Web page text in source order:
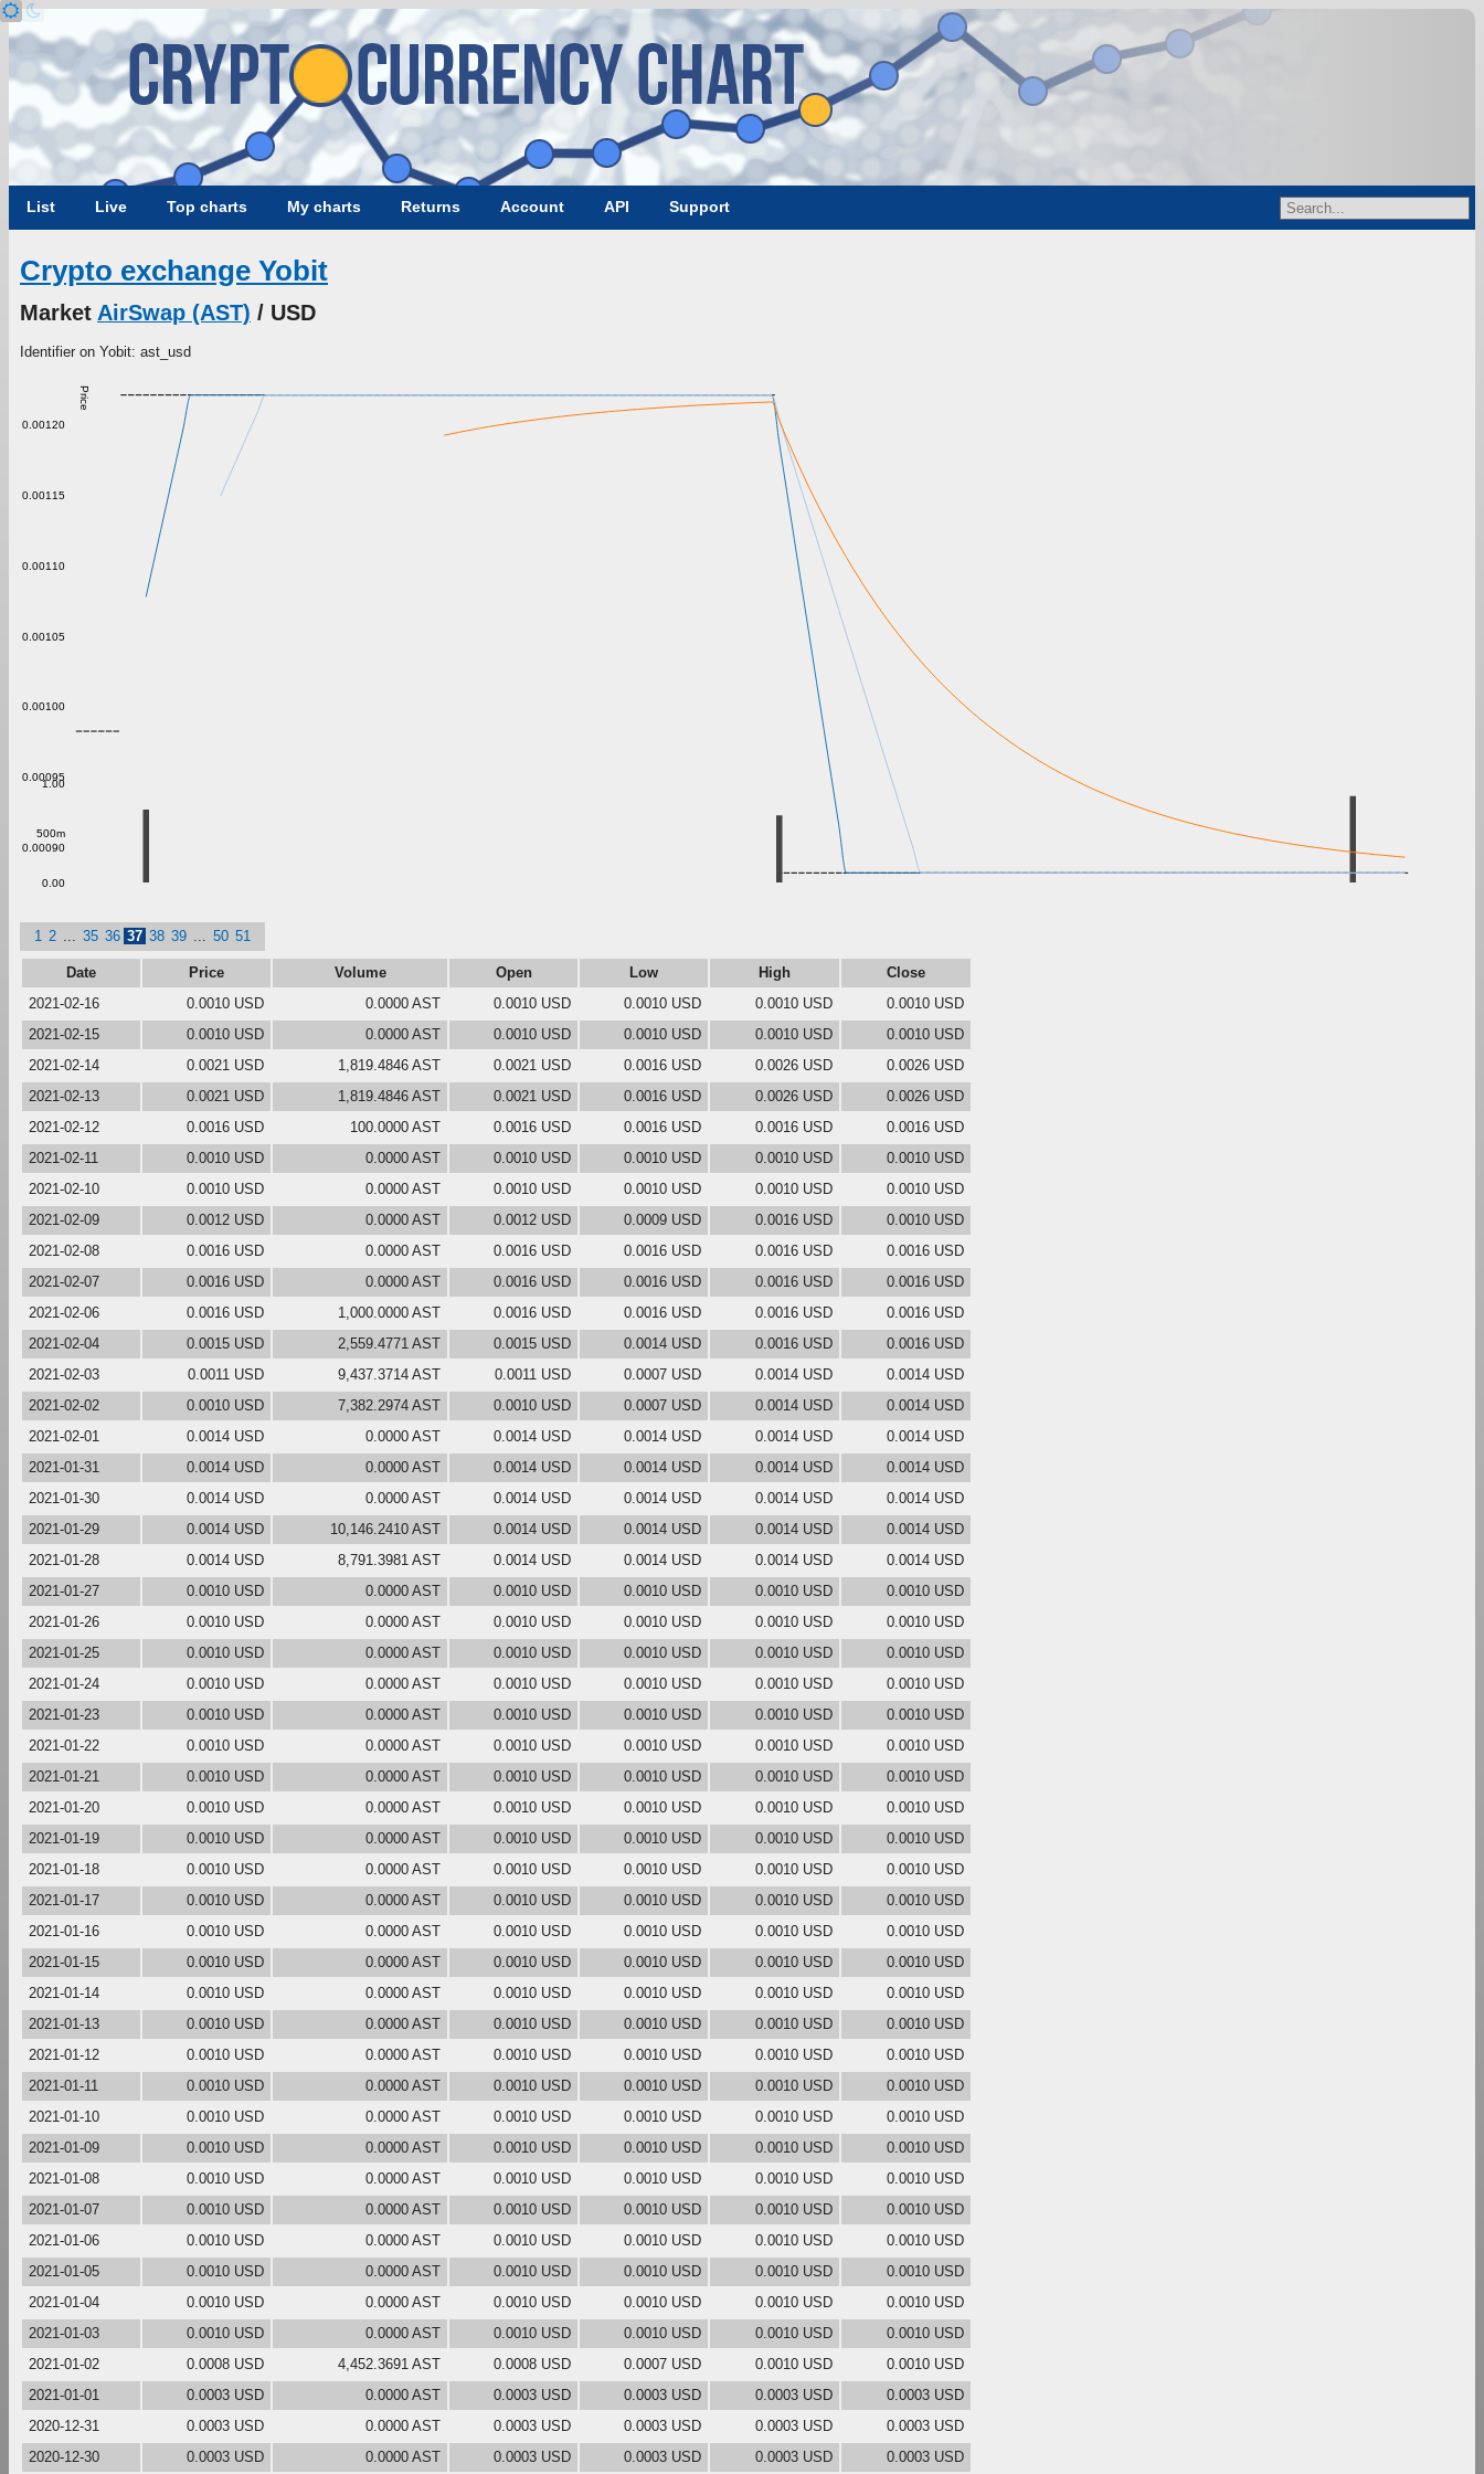
List Live Top charts My charts Returns Account API Support
Crypto exchange Yobit
Market AirSwap (AST) / USD
Identifier on Yobit: ast_usd
Price
0.00090
0.00095
0.00100
0.00105
0.00110
0.00115
0.00120
0.00
500m
1.00
1 2 35 36 37 38 39 50 51
Date Price Volume Open Low High
Close
2021-02-16
0.0010 USD 0.0000 AST 0.0010 USD 0.0010 USD 0.0010 USD
0.0010 USD
2021-02-15
0.0010 USD 0.0000 AST 0.0010 USD 0.0010 USD 0.0010 USD
0.0010 USD
2021-02-14
0.0021 USD 1,819.4846 AST 0.0021 USD 0.0016 USD 0.0026 USD
0.0026 USD
2021-02-13
0.0021 USD 1,819.4846 AST 0.0021 USD 0.0016 USD 0.0026 USD
0.0026 USD
2021-02-12
0.0016 USD 100.0000 AST 0.0016 USD 0.0016 USD 0.0016 USD
0.0016 USD
2021-02-11
0.0010 USD 0.0000 AST 0.0010 USD 0.0010 USD 0.0010 USD
0.0010 USD
2021-02-10
0.0010 USD 0.0000 AST 0.0010 USD 0.0010 USD 0.0010 USD
0.0010 USD
2021-02-09
0.0012 USD 0.0000 AST 0.0012 USD 0.0009 USD 0.0016 USD
0.0010 USD
2021-02-08
0.0016 USD 0.0000 AST 0.0016 USD 0.0016 USD 0.0016 USD
0.0016 USD
2021-02-07
0.0016 USD 0.0000 AST 0.0016 USD 0.0016 USD 0.0016 USD
0.0016 USD
2021-02-06
0.0016 USD 1,000.0000 AST 0.0016 USD 0.0016 USD 0.0016 USD
0.0016 USD
2021-02-04
0.0015 USD 2,559.4771 AST 0.0015 USD 0.0014 USD 0.0016 USD
0.0016 USD
2021-02-03
0.0011 USD 9,437.3714 AST 0.0011 USD 0.0007 USD 0.0014 USD
0.0014 USD
2021-02-02
0.0010 USD 7,382.2974 AST 0.0010 USD 0.0007 USD 0.0014 USD
0.0014 USD
2021-02-01
0.0014 USD 0.0000 AST 0.0014 USD 0.0014 USD 0.0014 USD
0.0014 USD
2021-01-31
0.0014 USD 0.0000 AST 0.0014 USD 0.0014 USD 0.0014 USD
0.0014 USD
2021-01-30
0.0014 USD 0.0000 AST 0.0014 USD 0.0014 USD 0.0014 USD
0.0014 USD
2021-01-29
0.0014 USD 10,146.2410 AST 0.0014 USD 0.0014 USD 0.0014 USD
0.0014 USD
2021-01-28
0.0014 USD 8,791.3981 AST 0.0014 USD 0.0014 USD 0.0014 USD
0.0014 USD
2021-01-27
0.0010 USD 0.0000 AST 0.0010 USD 0.0010 USD 0.0010 USD
0.0010 USD
2021-01-26
0.0010 USD 0.0000 AST 0.0010 USD 0.0010 USD 0.0010 USD
0.0010 USD
2021-01-25
0.0010 USD 0.0000 AST 0.0010 USD 0.0010 USD 0.0010 USD
0.0010 USD
2021-01-24
0.0010 USD 0.0000 AST 0.0010 USD 0.0010 USD 0.0010 USD
0.0010 USD
2021-01-23
0.0010 USD 0.0000 AST 0.0010 USD 0.0010 USD 0.0010 USD
0.0010 USD
2021-01-22
0.0010 USD 0.0000 AST 0.0010 USD 0.0010 USD 0.0010 USD
0.0010 USD
2021-01-21
0.0010 USD 0.0000 AST 0.0010 USD 0.0010 USD 0.0010 USD
0.0010 USD
2021-01-20
0.0010 USD 0.0000 AST 0.0010 USD 0.0010 USD 0.0010 USD
0.0010 USD
2021-01-19
0.0010 USD 0.0000 AST 0.0010 USD 0.0010 USD 0.0010 USD
0.0010 USD
2021-01-18
0.0010 USD 0.0000 AST 0.0010 USD 0.0010 USD 0.0010 USD
0.0010 USD
2021-01-17
0.0010 USD 0.0000 AST 0.0010 USD 0.0010 USD 0.0010 USD
0.0010 USD
2021-01-16
0.0010 USD 0.0000 AST 0.0010 USD 0.0010 USD 0.0010 USD
0.0010 USD
2021-01-15
0.0010 USD 0.0000 AST 0.0010 USD 0.0010 USD 0.0010 USD
0.0010 USD
2021-01-14
0.0010 USD 0.0000 AST 0.0010 USD 0.0010 USD 0.0010 USD
0.0010 USD
2021-01-13
0.0010 USD 0.0000 AST 0.0010 USD 0.0010 USD 0.0010 USD
0.0010 USD
2021-01-12
0.0010 USD 0.0000 AST 0.0010 USD 0.0010 USD 0.0010 USD
0.0010 USD
2021-01-11
0.0010 USD 0.0000 AST 0.0010 USD 0.0010 USD 0.0010 USD
0.0010 USD
2021-01-10
0.0010 USD 0.0000 AST 0.0010 USD 0.0010 USD 0.0010 USD
0.0010 USD
2021-01-09
0.0010 USD 0.0000 AST 0.0010 USD 0.0010 USD 0.0010 USD
0.0010 USD
2021-01-08
0.0010 USD 0.0000 AST 0.0010 USD 0.0010 USD 0.0010 USD
0.0010 USD
2021-01-07
0.0010 USD 0.0000 AST 0.0010 USD 0.0010 USD 0.0010 USD
0.0010 USD
2021-01-06
0.0010 USD 0.0000 AST 0.0010 USD 0.0010 USD 0.0010 USD
0.0010 USD
2021-01-05
0.0010 USD 0.0000 AST 0.0010 USD 0.0010 USD 0.0010 USD
0.0010 USD
2021-01-04
0.0010 USD 0.0000 AST 0.0010 USD 0.0010 USD 0.0010 USD
0.0010 USD
2021-01-03
0.0010 USD 0.0000 AST 0.0010 USD 0.0010 USD 0.0010 USD
0.0010 USD
2021-01-02
0.0008 USD 4,452.3691 AST 0.0008 USD 0.0007 USD 0.0010 USD
0.0010 USD
2021-01-01
0.0003 USD 0.0000 AST 0.0003 USD 0.0003 USD 0.0003 USD
0.0003 USD
2020-12-31
0.0003 USD 0.0000 AST 0.0003 USD 0.0003 USD 0.0003 USD
0.0003 USD
2020-12-30
0.0003 USD 0.0000 AST 0.0003 USD 0.0003 USD 0.0003 USD 0.0003 USD